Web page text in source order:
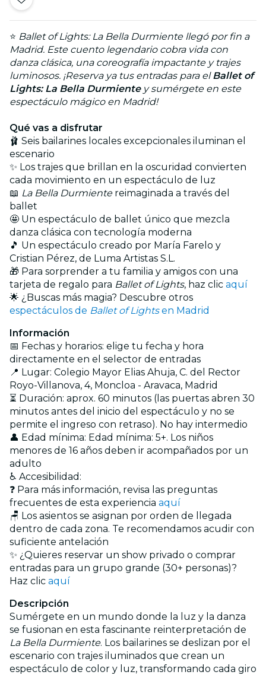
⭐ Ballet of Lights: La Bella Durmiente llegó por fin a
Madrid. Este cuento legendario cobra vida con
danza clásica, una coreografía impactante y trajes
luminosos. ¡Reserva ya tus entradas para elBallet of
Lights: La Bella Durmientey sumérgete en este
espectáculo mágico en Madrid!
Qué vas a disfrutar
🩰 Seis bailarines locales excepcionales iluminan el
escenario
✨ Los trajes que brillan en la oscuridad convierten
cada movimiento en un espectáculo de luz
📖 La Bella Durmientereimaginada a través del
ballet
🤩 Un espectáculo de ballet único que mezcla
danza clásica con tecnología moderna
🎵 Un espectáculo creado por María Farelo y
Cristian Pérez, de Luma Artistas S.L.
🎁 Para sorprender a tu familia y amigos con una
tarjeta de regalo para Ballet of Lights, haz clic aquí
🌟 ¿Buscas más magia? Descubre otros
espectáculos de Ballet of Lightsen Madrid
Información
📅 Fechas y horarios: elige tu fecha y hora
directamente en el selector de entradas
📍 Lugar: Colegio Mayor Elias Ahuja, C. del Rector
Royo-Villanova, 4, Moncloa - Aravaca, Madrid
⏳ Duración: aprox. 60 minutos (las puertas abren 30
minutos antes del inicio del espectáculo y no se
permite el ingreso con retraso). No hay intermedio
👤 Edad mínima: Edad mínima: 5+. Los niños
menores de 16 años deben ir acompañados por un
adulto
♿ Accesibilidad:
❓ Para más información, revisa las preguntas
frecuentes de esta experiencia aquí
🪑 Los asientos se asignan por orden de llegada
dentro de cada zona. Te recomendamos acudir con
suficiente antelación
✨ ¿Quieres reservar un show privado o comprar
entradas para un grupo grande (30+ personas)?
Haz clic aquí
Descripción
Sumérgete en un mundo donde la luz y la danza
se fusionan en esta fascinante reinterpretación de
La Bella Durmiente. Los bailarines se deslizan por el
escenario con trajes iluminados que crean un
espectáculo de color y luz, transformando cada giro